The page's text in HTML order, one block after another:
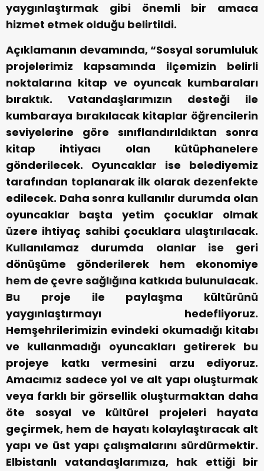
yaygınlaştırmak gibi önemli bir amaca
hizmet etmek olduğu belirtildi.
Açıklamanın devamında, “Sosyal sorumluluk
projelerimiz kapsamında ilçemizin belirli
noktalarına kitap ve oyuncak kumbaraları
bıraktık. Vatandaşlarımızın desteği ile
kumbaraya bırakılacak kitaplar öğrencilerin
seviyelerine göre sınıflandırıldıktan sonra
kitap ihtiyacı olan kütüphanelere
gönderilecek. Oyuncaklar ise belediyemiz
tarafından toplanarak ilk olarak dezenfekte
edilecek. Daha sonra kullanılır durumda olan
oyuncaklar başta yetim çocuklar olmak
üzere ihtiyaç sahibi çocuklara ulaştırılacak.
Kullanılamaz durumda olanlar ise geri
dönüşüme gönderilerek hem ekonomiye
hem de çevre sağlığına katkıda bulunulacak.
Bu proje ile paylaşma kültürünü
yaygınlaştırmayı hedefliyoruz.
Hemşehrilerimizin evindeki okumadığı kitabı
ve kullanmadığı oyuncakları getirerek bu
projeye katkı vermesini arzu ediyoruz.
Amacımız sadece yol ve alt yapı oluşturmak
veya farklı bir görsellik oluşturmaktan daha
öte sosyal ve kültürel projeleri hayata
geçirmek, hem de hayatı kolaylaştıracak alt
yapı ve üst yapı çalışmalarını sürdürmektir.
Elbistanlı vatandaşlarımıza, hak ettiği bir